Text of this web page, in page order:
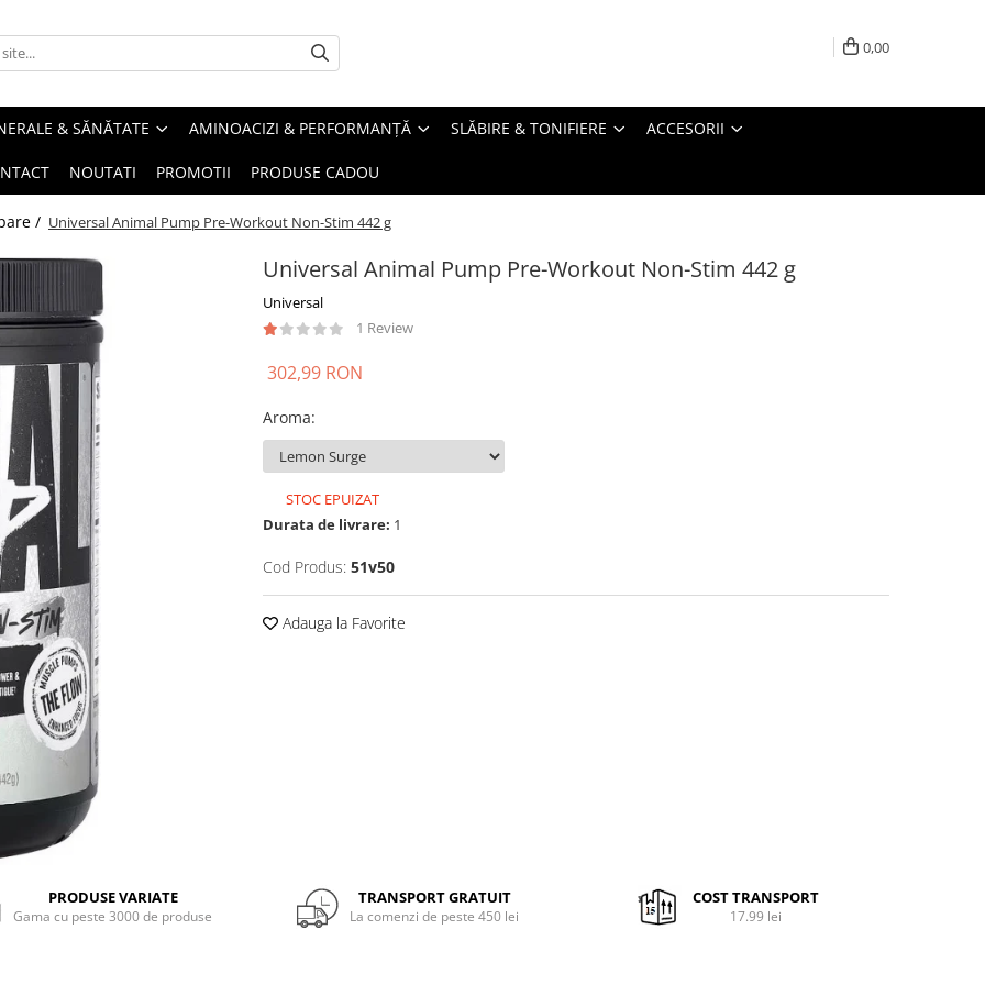
0,00
& SĂNĂTATE AMINOACIZI & PERFORMANȚĂ SLĂBIRE & TONIFIERE ACCESORII
NOUTATI PROMOTII PRODUSE CADOU
/ Universal Animal Pump Pre-Workout Non-Stim 442 g
Universal Animal Pump Pre-Workout Non-Stim 442 g
Universal
1 Review
302,99 RON
Aroma:
STOC EPUIZAT
Durata de livrare: 1
Cod Produs: 51v50
Adauga la Favorite
PRODUSE VARIATE
Gama cu peste 3000 de produse
TRANSPORT GRATUIT
La comenzi de peste 450 lei
COST TRANSPORT
17.99 lei